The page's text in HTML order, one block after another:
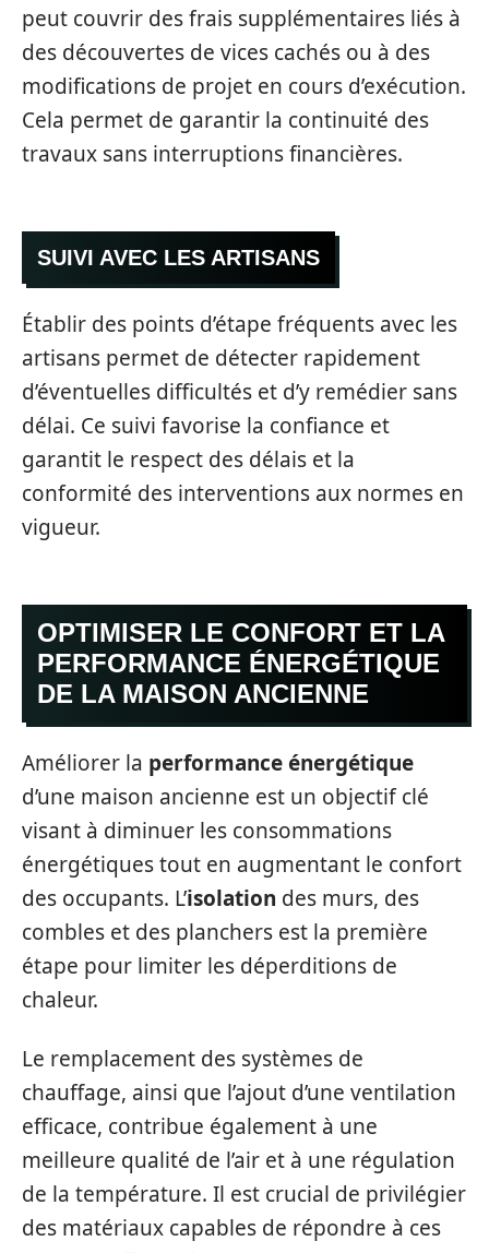
peut couvrir des frais supplémentaires liés à
des découvertes de vices cachés ou à des
modifications de projet en cours d’exécution.
Cela permet de garantir la continuité des
travaux sans interruptions financières.
SUIVI AVEC LES ARTISANS
Établir des points d’étape fréquents avec les
artisans permet de détecter rapidement
d’éventuelles difficultés et d’y remédier sans
délai. Ce suivi favorise la confiance et
garantit le respect des délais et la
conformité des interventions aux normes en
vigueur.
OPTIMISER LE CONFORT ET LA
PERFORMANCE ÉNERGÉTIQUE
DE LA MAISON ANCIENNE
Améliorer la performance énergétique
d’une maison ancienne est un objectif clé
visant à diminuer les consommations
énergétiques tout en augmentant le confort
des occupants. L’isolation des murs, des
combles et des planchers est la première
étape pour limiter les déperditions de
chaleur.
Le remplacement des systèmes de
chauffage, ainsi que l’ajout d’une ventilation
efficace, contribue également à une
meilleure qualité de l’air et à une régulation
de la température. Il est crucial de privilégier
des matériaux capables de répondre à ces